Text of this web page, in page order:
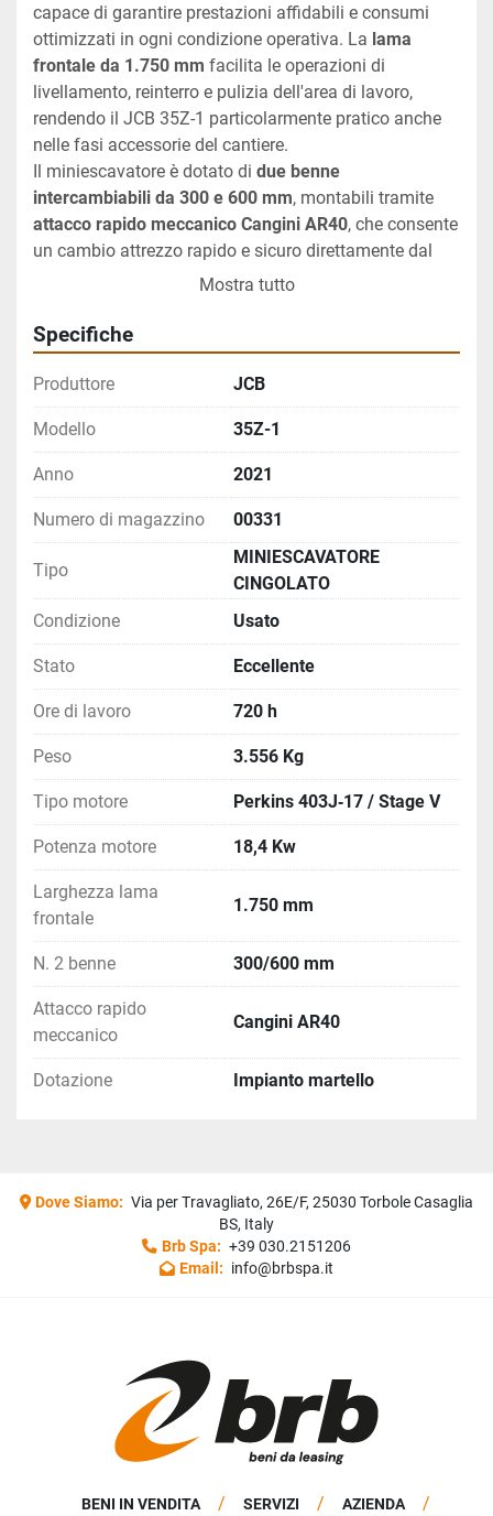
capace di garantire prestazioni affidabili e consumi
ottimizzati in ogni condizione operativa. La lama
frontale da 1.750 mm facilita le operazioni di
livellamento, reinterro e pulizia dell'area di lavoro,
rendendo il JCB 35Z-1 particolarmente pratico anche
nelle fasi accessorie del cantiere.
Il miniescavatore è dotato di due benne
intercambiabili da 300 e 600 mm
attacco rapido meccanico Cangini AR40, che consente
un cambio attrezzo rapido e sicuro direttamente dal
posto di guida, aumentando notevolmente la
Completa la dotazione l'
permette di collegare rapidamente un martello
demolitore per lavori di demolizione e frantumazione,
ampliando ulteriormente il campo di applicazione del
mezzo.
dimensioni, offrendo un ottimo equilibrio tra
compattezza, forza di scavo e stabilità. È la soluzione
ideale per imprese edili, movimento terra, scavi di
fondazione e sottoservizi che cercano un
miniescavatore usato, in condizioni eccellenti, ben
accessoriato e pronto all'uso.
Mostra tutto
Specifiche
Produttore JCB
Modello 35Z-1
Anno 2021
Numero di magazzino 00331
Tipo
MINIESCAVATORE
CINGOLATO
Condizione
Usato
Stato Eccellente
Ore di lavoro 720 h
Peso 3.556 Kg
Tipo motore Perkins 403J‑17 / Stage V
Potenza motore 18,4 Kw
Larghezza lama
frontale
1.750 mm
N. 2 benne 300/600 mm
Attacco rapido
meccanico
Cangini AR40
Dotazione Impianto martello
Dove Siamo: Via per Travagliato, 26E/F, 25030 Torbole Casaglia
BS, Italy
Brb Spa: +39 030.2151206
Email: info@brbspa.it
BENI IN VENDITA SERVIZI AZIENDA